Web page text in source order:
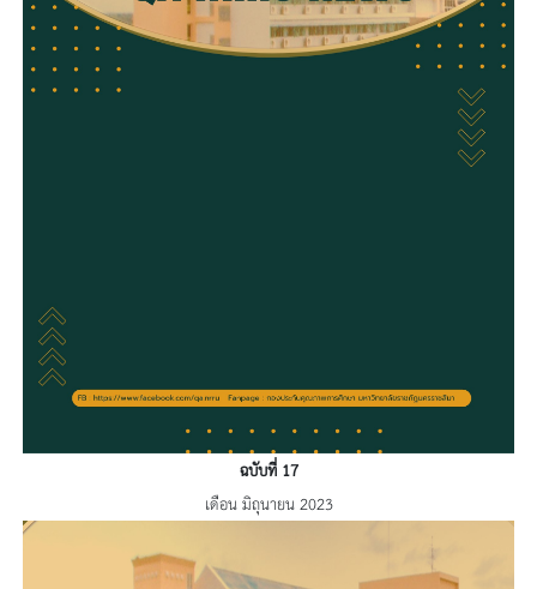
ฉบับที่ 17
เดือน มิถุนายน 2023